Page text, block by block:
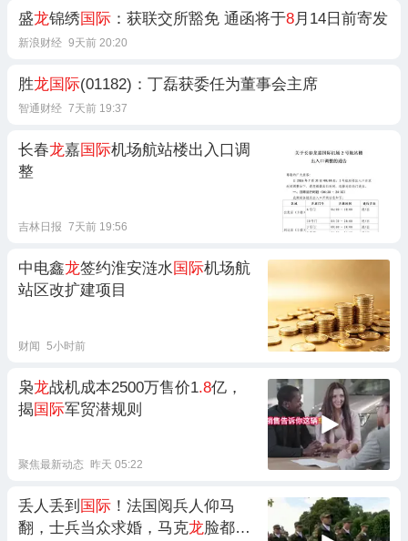
盛龙锦绣国际 ：获联交所豁免 通函将于8月14日前寄发
新浪财经 9天前 20:20
胜龙国际(01182)：丁磊获委任为董事会主席
智通财经 7天前 19:37
长春龙嘉国际机场航站楼出入口调
整
吉林日报 7天前 19:56
中电鑫龙签约淮安涟水国际机场航
站区改扩建项目
财闻 5小时前
枭龙战机成本2500万售价1.8亿，
揭国际军贸潜规则
聚焦最新动态 昨天 05:22
丢人丢到 国际 ！法国阅兵人仰马
翻，士兵当众求婚，马克龙脸都绿